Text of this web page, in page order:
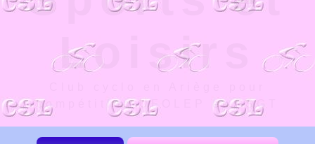
Loisirs
compétition UFOLEP et FSGT